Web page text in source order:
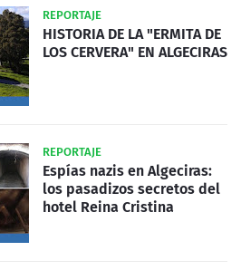
REPORTAJE
HISTORIA DE LA "ERMITA DE
LOS CERVERA" EN ALGECIRAS
REPORTAJE
Espías nazis en Algeciras:
los pasadizos secretos del
hotel Reina Cristina